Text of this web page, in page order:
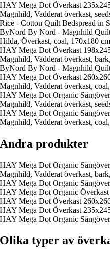
HAY Mega Dot Överkast
Magnhild, Vadderat överkast,
Rice - Cotton Quilt Bedspread in
ByNord By Nord - Magnhild
Hilda, Överkast, coal, 170x180 cm
HAY Mega Dot Överkast
Magnhild, Vadderat överkast,
ByNord By Nord - Magnhild
HAY Mega Dot Överkast
Magnhild, Vadderat överkast,
HAY Mega Dot Organic
Magnhild, Vadderat överkast,
HAY Mega Dot Organic
Magnhild, Vadderat överkast,
Andra produkter
HAY Mega Dot Organic
Magnhild, Vadderat överkast,
HAY Mega Dot Organic
HAY Mega Dot Organic Överkast
HAY Mega Dot Överkast
HAY Mega Dot Överkast
HAY Mega Dot Organic
Olika typer av